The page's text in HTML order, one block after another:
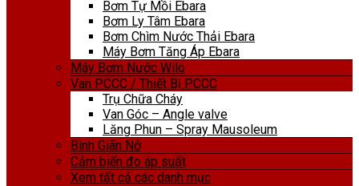
Bơm Tự Mồi Ebara
Bơm Ly Tâm Ebara
Bơm Chìm Nước Thải Ebara
Máy Bơm Tăng Áp Ebara
Máy Bơm Nước Wilo
Van PCCC / Thiết Bị PCCC
Trụ Chữa Cháy
Van Góc – Angle valve
Lăng Phun – Spray Mausoleum
Bình Giãn Nở
Cảm biến đo áp suất
Xem tất cả các danh mục